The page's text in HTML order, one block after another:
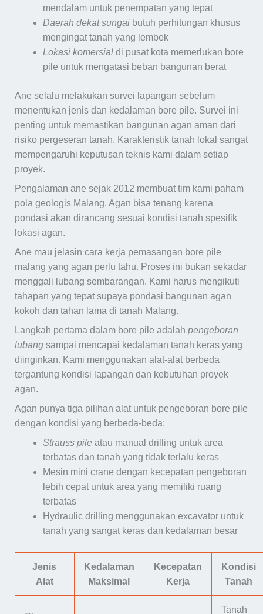
mendalam untuk penempatan yang tepat
Daerah dekat sungaibutuh perhitungan khusus
mengingat tanah yang lembek
Lokasi komersialdi pusat kota memerlukan bore
pile untuk mengatasi beban bangunan berat
Ane selalu melakukan survei lapangan sebelum
menentukan jenis dan kedalaman bore pile. Survei ini
penting untuk memastikan bangunan agan aman dari
risiko pergeseran tanah. Karakteristik tanah lokal sangat
mempengaruhi keputusan teknis kami dalam setiap
proyek.
Pengalaman ane sejak 2012 membuat tim kami paham
pola geologis Malang. Agan bisa tenang karena
pondasi akan dirancang sesuai kondisi tanah spesifik
lokasi agan.
Ane mau jelasin cara kerja pemasangan bore pile
malang yang agan perlu tahu. Proses ini bukan sekadar
menggali lubang sembarangan. Kami harus mengikuti
tahapan yang tepat supaya pondasi bangunan agan
kokoh dan tahan lama di tanah Malang.
Langkah pertama dalam bore pile adalah pengeboran
lubangsampai mencapai kedalaman tanah keras yang
diinginkan. Kami menggunakan alat-alat berbeda
tergantung kondisi lapangan dan kebutuhan proyek
agan.
Agan punya tiga pilihan alat untuk pengeboran bore pile
dengan kondisi yang berbeda-beda:
Strauss pileatau manual drilling untuk area
terbatas dan tanah yang tidak terlalu keras
Mesin mini crane dengan kecepatan pengeboran
lebih cepat untuk area yang memiliki ruang
terbatas
Hydraulic drilling menggunakan excavator untuk
tanah yang sangat keras dan kedalaman besar
Jenis
Alat
Kedalaman
Maksimal
Kecepatan
Kerja
Kondisi
Tanah
Tanah